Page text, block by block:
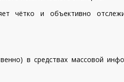
чётко и объективно
в средствах массовой